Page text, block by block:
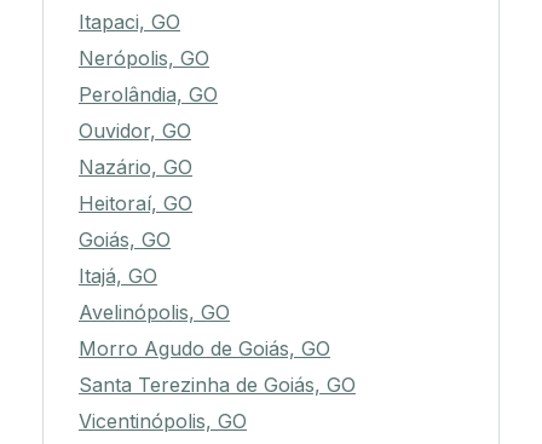
Itapaci, GO
Nerópolis, GO
Perolândia, GO
Ouvidor, GO
Nazário, GO
Heitoraí, GO
Goiás, GO
Itajá, GO
Avelinópolis, GO
Morro Agudo de Goiás, GO
Santa Terezinha de Goiás, GO
Vicentinópolis, GO